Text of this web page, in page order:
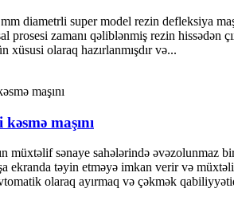
diametrli super model rezin defleksiya
prosesi zamanı qəliblənmiş rezin hissədən
xüsusi olaraq hazırlanmışdır və...
maşını
müxtəlif sənaye sahələrində əvəzolunmaz
ekranda təyin etməyə imkan verir və
olaraq ayırmaq və çəkmək